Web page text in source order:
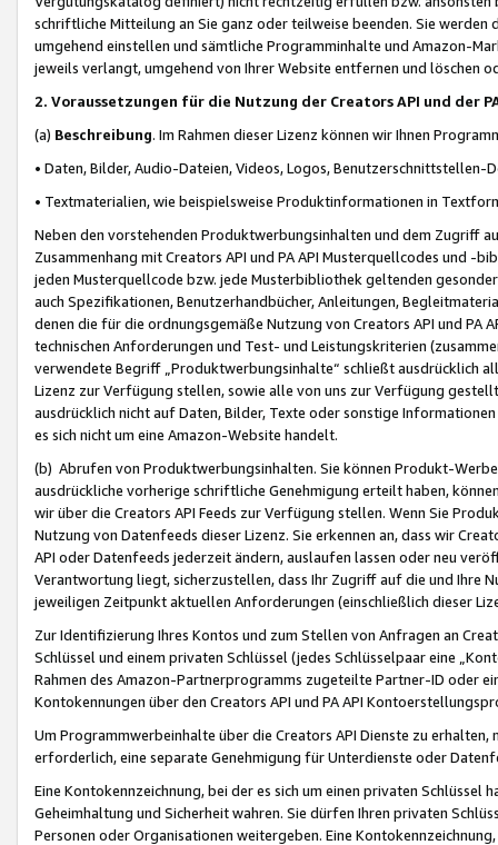
schriftliche Mitteilung an Sie ganz oder teilweise beenden. Sie werden
umgehend einstellen und sämtliche Programminhalte und Amazon-
jeweils verlangt, umgehend von Ihrer Website entfernen und löschen
2. Voraussetzungen für die Nutzung der Creators API und der
(a) Beschreibung. Im Rahmen dieser Lizenz können wir Ihnen
• Daten, Bilder, Audio-Dateien, Videos, Logos, Benutzerschnittstellen-
• Textmaterialien, wie beispielsweise Produktinformationen in
Neben den vorstehenden Produktwerbungsinhalten und dem Zugriff
Zusammenhang mit Creators API und PA API Musterquellcodes und
jeden Musterquellcode bzw. jede Musterbibliothek geltenden
auch Spezifikationen, Benutzerhandbücher, Anleitungen,
denen die für die ordnungsgemäße Nutzung von Creators API und PA
technischen Anforderungen und Test- und Leistungskriterien
verwendete Begriff „Produktwerbungsinhalte“ schließt ausdrücklich
Lizenz zur Verfügung stellen, sowie alle von uns zur Verfügung
ausdrücklich nicht auf Daten, Bilder, Texte oder sonstige
es sich nicht um eine Amazon-Website handelt.
(b) Abrufen von Produktwerbungsinhalten. Sie können Produkt-
ausdrückliche vorherige schriftliche Genehmigung erteilt haben,
wir über die Creators API Feeds zur Verfügung stellen. Wenn Sie
Nutzung von Datenfeeds dieser Lizenz. Sie erkennen an, dass wir
API oder Datenfeeds jederzeit ändern, auslaufen lassen oder neu
Verantwortung liegt, sicherzustellen, dass Ihr Zugriff auf die und Ihre
jeweiligen Zeitpunkt aktuellen Anforderungen (einschließlich dieser
Zur Identifizierung Ihres Kontos und zum Stellen von Anfragen an
Schlüssel und einem privaten Schlüssel (jedes Schlüsselpaar eine
Rahmen des Amazon-Partnerprogramms zugeteilte Partner-ID oder
Kontokennungen über den Creators API und PA API
Um Programmwerbeinhalte über die Creators API Dienste zu
erforderlich, eine separate Genehmigung für Unterdienste oder
Eine Kontokennzeichnung, bei der es sich um einen privaten
Geheimhaltung und Sicherheit wahren. Sie dürfen Ihren privaten
Personen oder Organisationen weitergeben. Eine